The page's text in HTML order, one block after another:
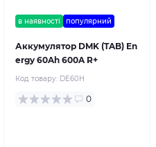
в наявності популярний
Аккумулятор DMK (TAB) En
ergy 60Ah 600A R+
Код товару: DE60H
0